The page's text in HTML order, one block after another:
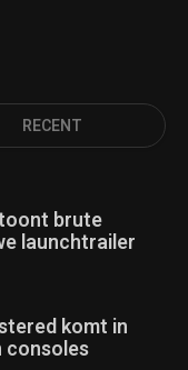
RECENT
brute
launchtrailer
komt in
consoles